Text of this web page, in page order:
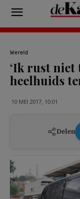
Wereld
‘Ik rust
heelhuids
10 MEI 2017, 10:01
Delen